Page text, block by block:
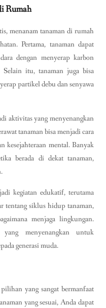
Rumah
menanam tanaman di rumah
Pertama, tanaman dapat
dengan menyerap karbon
Selain itu, tanaman juga bisa
partikel debu dan senyawa
aktivitas yang menyenangkan
tanaman bisa menjadi cara
kesejahteraan mental. Banyak
berada di dekat tanaman,
kegiatan edukatif, terutama
tentang siklus hidup tanaman,
menjaga lingkungan.
menyenangkan untuk
generasi muda.
yang sangat bermanfaat
yang sesuai, Anda dapat